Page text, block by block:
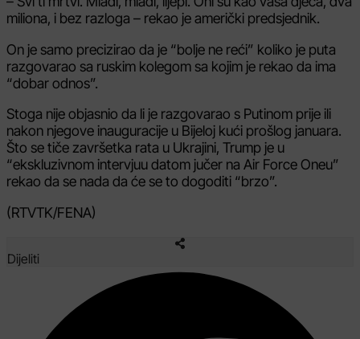
miliona, i bez razloga – rekao je američki predsjednik.
On je samo precizirao da je “bolje ne reći” koliko je puta
razgovarao sa ruskim kolegom sa kojim je rekao da ima
“dobar odnos”.
Stoga nije objasnio da li je razgovarao s Putinom prije ili
nakon njegove inauguracije u Bijeloj kući prošlog januara.
Što se tiče završetka rata u Ukrajini, Trump je u
“ekskluzivnom intervjuu datom jučer na Air Force Oneu”
rekao da se nada da će se to dogoditi “brzo”.
(RTVTK/FENA)
Dijeliti